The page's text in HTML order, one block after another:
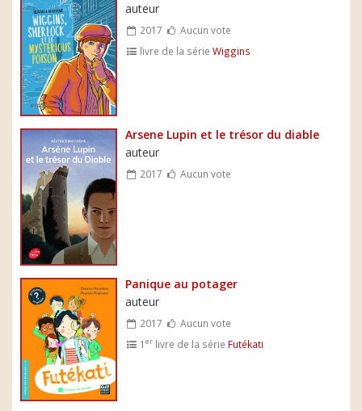
auteur
2017
Aucun vote
livre de la sérieWiggins
Arsene Lupin et le trésor du diable
auteur
2017 Aucun vote
Panique au potager
auteur
2017
Aucun vote
1er livre de la série Futékati